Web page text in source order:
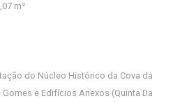
m²
do Núcleo Histórico da Cova da
e Edifícios Anexos (Quinta Da